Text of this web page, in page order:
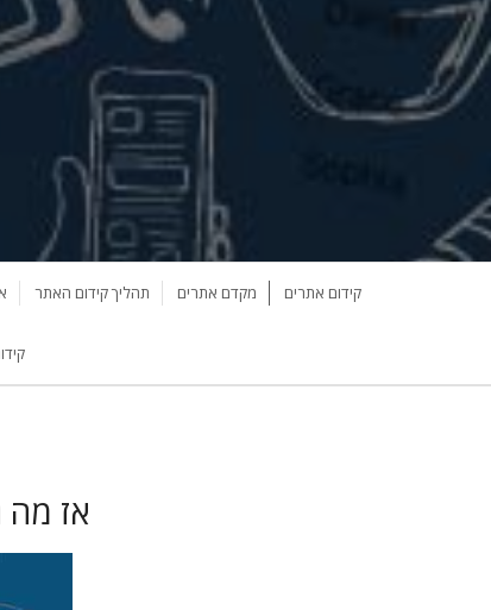
קידום אתרים מקדם אתרים תהליך קידום האתר
אז מה